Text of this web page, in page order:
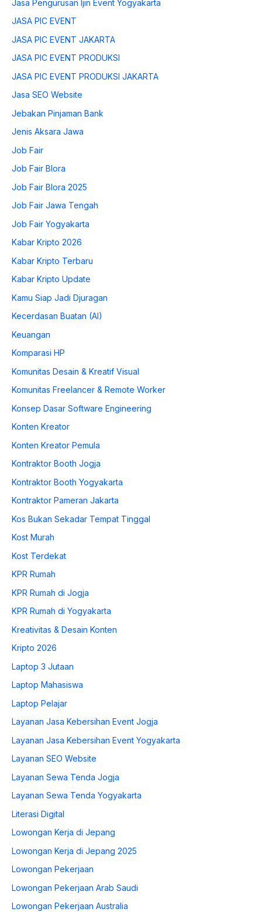
Jasa Pengurusan Ijin Event Yogyakarta
JASA PIC EVENT
JASA PIC EVENT JAKARTA
JASA PIC EVENT PRODUKSI
JASA PIC EVENT PRODUKSI JAKARTA
Jasa SEO Website
Jebakan Pinjaman Bank
Jenis Aksara Jawa
Job Fair
Job Fair Blora
Job Fair Blora 2025
Job Fair Jawa Tengah
Job Fair Yogyakarta
Kabar Kripto 2026
Kabar Kripto Terbaru
Kabar Kripto Update
Kamu Siap Jadi Djuragan
Kecerdasan Buatan (AI)
Keuangan
Komparasi HP
Komunitas Desain & Kreatif Visual
Komunitas Freelancer & Remote Worker
Konsep Dasar Software Engineering
Konten Kreator
Konten Kreator Pemula
Kontraktor Booth Jogja
Kontraktor Booth Yogyakarta
Kontraktor Pameran Jakarta
Kos Bukan Sekadar Tempat Tinggal
Kost Murah
Kost Terdekat
KPR Rumah
KPR Rumah di Jogja
KPR Rumah di Yogyakarta
Kreativitas & Desain Konten
Kripto 2026
Laptop 3 Jutaan
Laptop Mahasiswa
Laptop Pelajar
Layanan Jasa Kebersihan Event Jogja
Layanan Jasa Kebersihan Event Yogyakarta
Layanan SEO Website
Layanan Sewa Tenda Jogja
Layanan Sewa Tenda Yogyakarta
Literasi Digital
Lowongan Kerja di Jepang
Lowongan Kerja di Jepang 2025
Lowongan Pekerjaan
Lowongan Pekerjaan Arab Saudi
Lowongan Pekerjaan Australia